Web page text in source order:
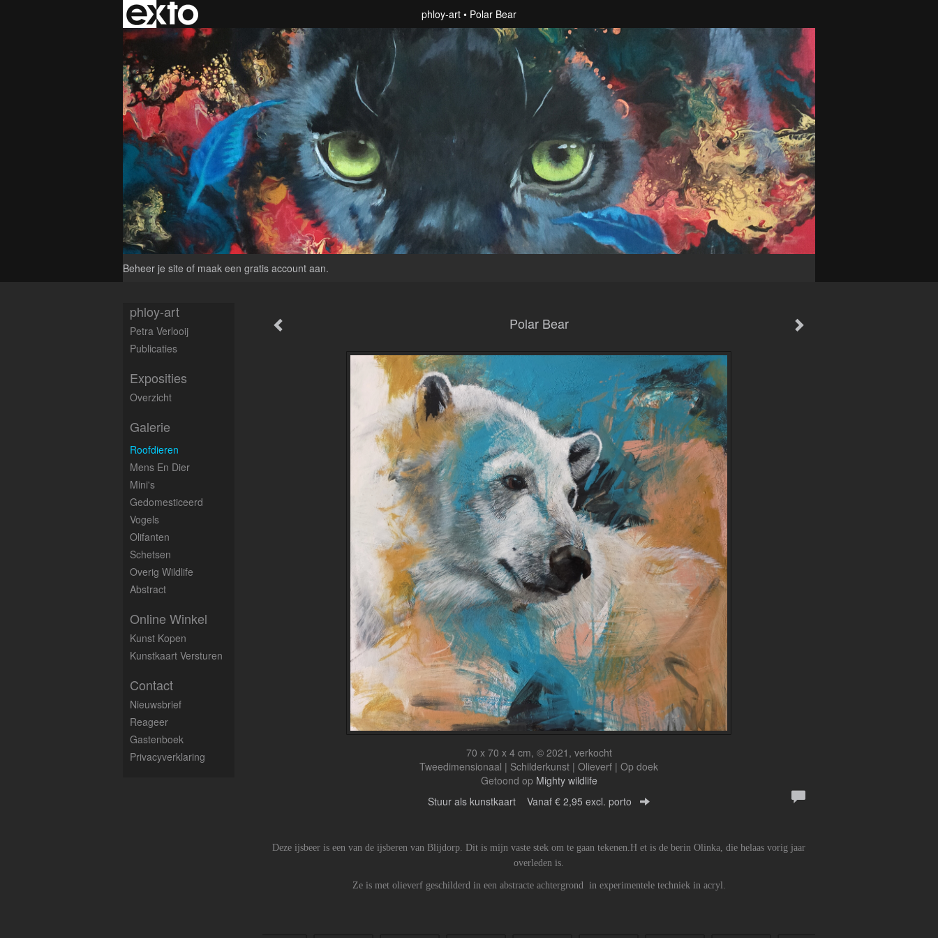
phloy-art Polar Bear
Beheer je site of maak een gratis account aan.
Polar Bear
70 x 70 x 4 cm, © 2021, verkocht
Tweedimensionaal | Schilderkunst | Olieverf | Op doek
Getoond op Mighty wildlife
Stuur als kunstkaart Vanaf € 2,95 excl. porto
Deze ijsbeer is een van de ijsberen van Blijdorp. Dit is mijn vaste stek om te gaan tekenen.H et is de berin Olinka, die helaas vorig jaar
overleden is.
Ze is met olieverf geschilderd in een abstracte achtergrond in experimentele techniek in acryl.
phloy-art
Petra Verlooij
Publicaties
Exposities
Overzicht
Galerie
Roofdieren
Mens En Dier
Mini's
Gedomesticeerd
Vogels
Olifanten
Schetsen
Overig Wildlife
Abstract
Online Winkel
Kunst Kopen
Kunstkaart Versturen
Contact
Nieuwsbrief
Reageer
Gastenboek
Privacyverklaring